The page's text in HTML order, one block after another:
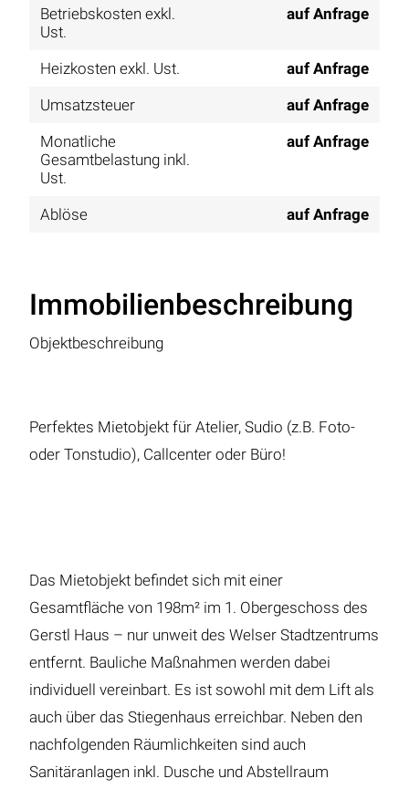
Betriebskosten exkl.
Ust.
auf Anfrage
Heizkosten exkl. Ust.
auf Anfrage
Umsatzsteuer
auf Anfrage
Monatliche
Gesamtbelastung inkl.
Ust.
auf Anfrage
Ablöse auf Anfrage
Immobilienbeschreibung
Objektbeschreibung
Perfektes Mietobjekt für Atelier, Sudio (z.B. Foto-
oder Tonstudio), Callcenter oder Büro!
Das Mietobjekt befindet sich mit einer
Gesamtfläche von 198m² im 1. Obergeschoss des
Gerstl Haus – nur unweit des Welser Stadtzentrums
entfernt. Bauliche Maßnahmen werden dabei
individuell vereinbart. Es ist sowohl mit dem Lift als
auch über das Stiegenhaus erreichbar. Neben den
nachfolgenden Räumlichkeiten sind auch
Sanitäranlagen inkl. Dusche und Abstellraum